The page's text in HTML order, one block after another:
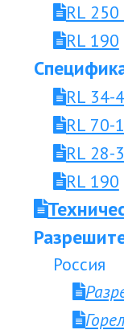
RL 250
RL 190
RL 34-
RL 70-
RL 28-
RL 190
Россия